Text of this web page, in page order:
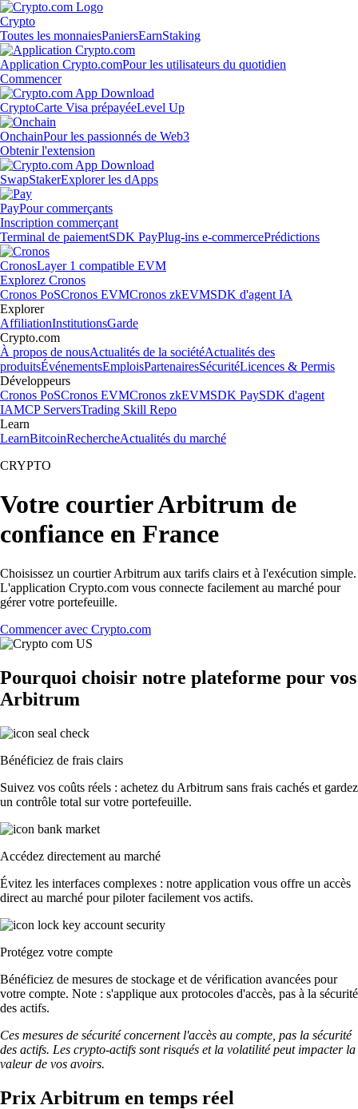
Crypto
Toutes les monnaiesPaniersEarnStaking
Application Crypto.comPour les utilisateurs du quotidien
Commencer
CryptoCarte Visa prépayéeLevel Up
OnchainPour les passionnés de Web3
Obtenir l'extension
SwapStakerExplorer les dApps
PayPour commerçants
Inscription commerçant
Terminal de paiementSDK PayPlug-ins e-commercePrédictions
CronosLayer 1 compatible EVM
Explorez Cronos
Cronos PoSCronos EVMCronos zkEVMSDK d'agent IA
Explorer
AffiliationInstitutionsGarde
Crypto.com
À propos de nousActualités de la sociétéActualités des
produitsÉvénementsEmploisPartenairesSécuritéLicences & Permis
Développeurs
Cronos PoSCronos EVMCronos zkEVMSDK PaySDK d'agent
IAMCP ServersTrading Skill Repo
Learn
LearnBitcoinRechercheActualités du marché
CRYPTO
Votre courtier Arbitrum de
confiance en France
Choisissez un courtier Arbitrum aux tarifs clairs et à l'exécution simple.
L'application Crypto.com vous connecte facilement au marché pour
gérer votre portefeuille.
Commencer avec Crypto.com
Pourquoi choisir notre plateforme pour vos
Arbitrum
Bénéficiez de frais clairs
Suivez vos coûts réels : achetez du Arbitrum sans frais cachés et gardez
un contrôle total sur votre portefeuille.
Accédez directement au marché
Évitez les interfaces complexes : notre application vous offre un accès
direct au marché pour piloter facilement vos actifs.
Protégez votre compte
Bénéficiez de mesures de stockage et de vérification avancées pour
votre compte. Note : s'applique aux protocoles d'accès, pas à la sécurité
des actifs.
Ces mesures de sécurité concernent l'accès au compte, pas la sécurité
des actifs. Les crypto-actifs sont risqués et la volatilité peut impacter la
valeur de vos avoirs.
Prix Arbitrum en temps réel